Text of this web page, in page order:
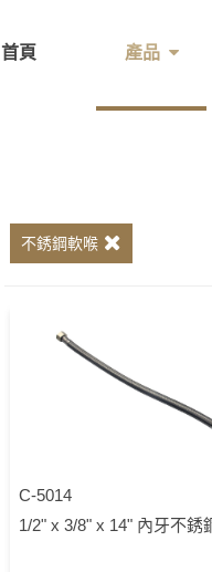
首頁 產品
不銹鋼軟喉
C-5014
1/2" x 3/8" x 14" 內牙不銹